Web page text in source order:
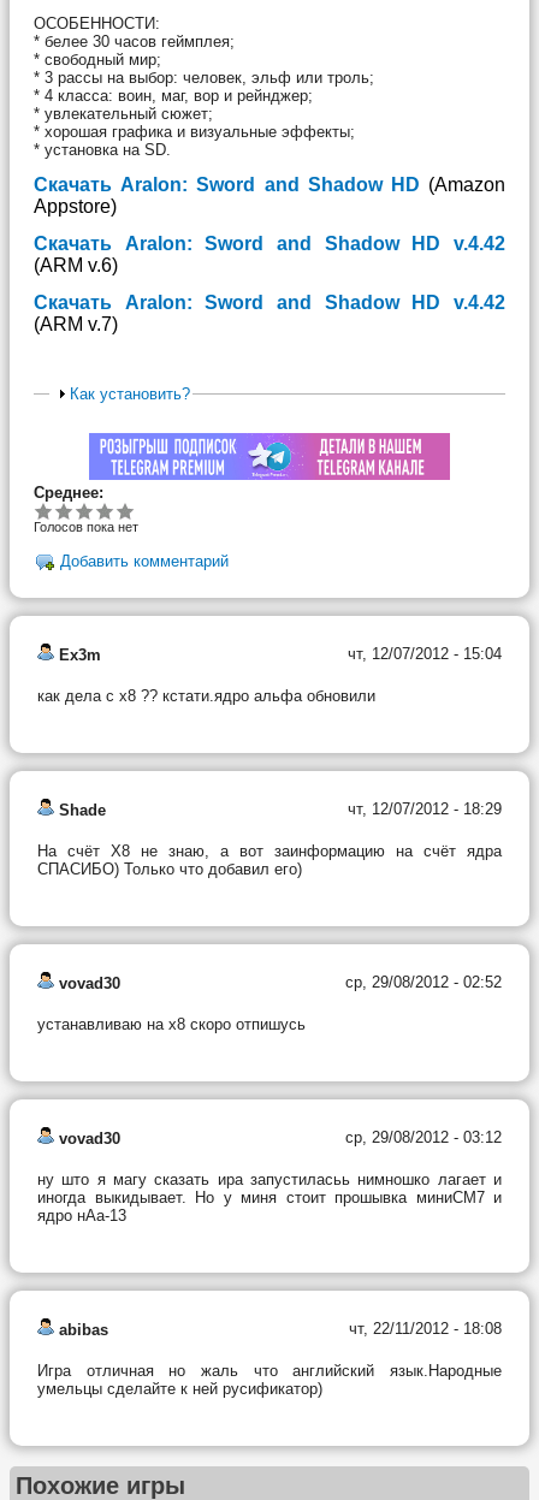
ОСОБЕННОСТИ:
* белее 30 часов геймплея;
* свободный мир;
* 3 рассы на выбор: человек, эльф или троль;
* 4 класса: воин, маг, вор и рейнджер;
* увлекательный сюжет;
* хорошая графика и визуальные эффекты;
* установка на SD.
Скачать Aralon: Sword and Shadow HD (Amazon
Appstore)
Скачать Aralon: Sword and Shadow HD v.4.42
(ARM v.6)
Скачать Aralon: Sword and Shadow HD v.4.42
(ARM v.7)
Как установить?
Среднее:
Голосов пока нет
Добавить комментарий
Ex3m чт, 12/07/2012 - 15:04
как дела с х8 ?? кстати.ядро альфа обновили
Shade чт, 12/07/2012 - 18:29
На счёт Х8 не знаю, а вот заинформацию на счёт ядра
СПАСИБО) Только что добавил его)
vovad30 ср, 29/08/2012 - 02:52
устанавливаю на х8 скоро отпишусь
vovad30 ср, 29/08/2012 - 03:12
ну што я магу сказать ира запустиласьь нимношко лагает и
иногда выкидывает. Но у миня стоит прошывка миниСМ7 и
ядро нАа-13
abibas чт, 22/11/2012 - 18:08
Игра отличная но жаль что английский язык.Народные
умельцы сделайте к ней русификатор)
Похожие игры